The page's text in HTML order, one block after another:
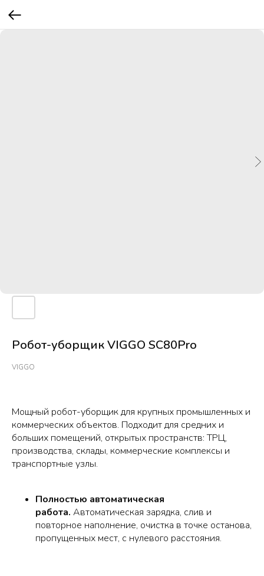
Робот-уборщик VIGGO SC80Pro
VIGGO
Мощный робот-уборщик для крупных промышленных и
коммерческих объектов. Подходит для средних и
больших помещений, открытых пространств: ТРЦ,
производства, склады, коммерческие комплексы и
транспортные узлы.
Полностью автоматическая
работа. Автоматическая зарядка, слив и
повторное наполнение, очистка в точке останова,
пропущенных мест, с нулевого расстояния.